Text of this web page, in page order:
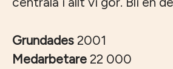
Grundades 2001
Medarbetare 22 000